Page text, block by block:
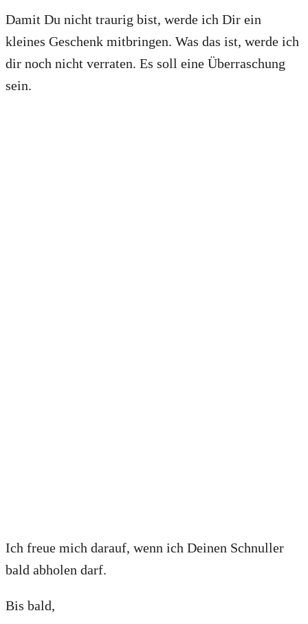
Damit Du nicht traurig bist, werde ich Dir ein
kleines Geschenk mitbringen. Was das ist, werde ich
dir noch nicht verraten. Es soll eine Überraschung
sein.
Ich freue mich darauf, wenn ich Deinen Schnuller
bald abholen darf.
Bis bald,